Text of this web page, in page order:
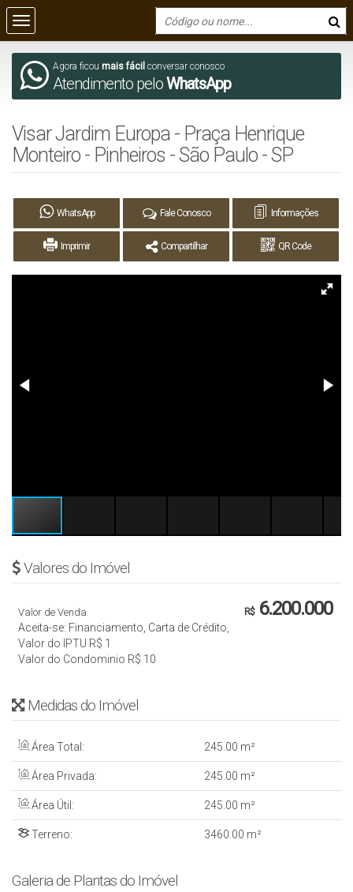
Agora ficou mais fácil conversar conosco
Atendimento peloWhatsApp
Visar Jardim Europa - Praça Henrique
Monteiro - Pinheiros - São Paulo - SP
WhatsApp Fale Conosco Informações
Imprimir Compartilhar QR Code
Valores do Imóvel
R$6.200.000
Valor de Venda
Aceita-se: Financiamento, Carta de Crédito,
Valor do IPTU R$ 1
Valor do Condominio R$ 10
Medidas do Imóvel
Área Total: 245.00 m²
Área Privada: 245.00 m²
Área Útil: 245.00 m²
Terreno: 3460.00 m²
Galeria de Plantas do Imóvel